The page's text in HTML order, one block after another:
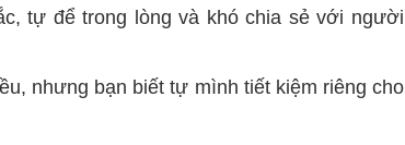
tự để trong lòng và khó chia sẻ với người
nhưng bạn biết tự mình tiết kiệm riêng cho